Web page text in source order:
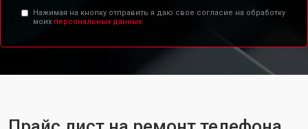
Нажимая на кнопку отправить я даю свое согласие на обработку
моих персональных данных.